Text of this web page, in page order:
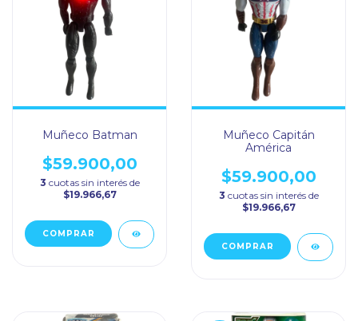
Muñeco Batman
$59.900,00
3 cuotas sin interés de
$19.966,67
Muñeco Capitán
América
$59.900,00
3 cuotas sin interés de
$19.966,67